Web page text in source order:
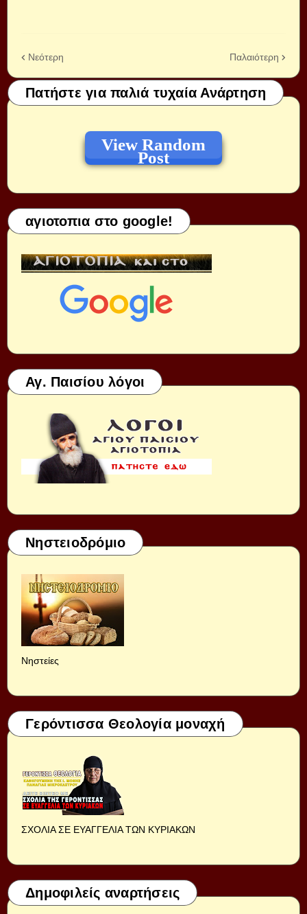
Νεότερη Παλαιότερη
Πατήστε για παλιά τυχαία Ανάρτηση
View Random
Post
αγιοτοπια στο google!
Αγ. Παισίου λόγοι
Νηστειοδρόμιο
Νηστείες
Γερόντισσα Θεολογία μοναχή
ΣΧΟΛΙΑ ΣΕ ΕΥΑΓΓΕΛΙΑ ΤΩΝ ΚΥΡΙΑΚΩΝ
Δημοφιλείς αναρτήσεις